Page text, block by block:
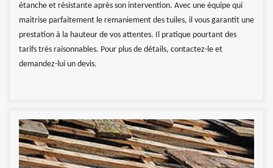
étanche et résistante après son intervention. Avec une équipe qui
maitrise parfaitement le remaniement des tuiles, il vous garantit une
prestation à la hauteur de vos attentes. Il pratique pourtant des
tarifs très raisonnables. Pour plus de détails, contactez-le et
demandez-lui un devis.